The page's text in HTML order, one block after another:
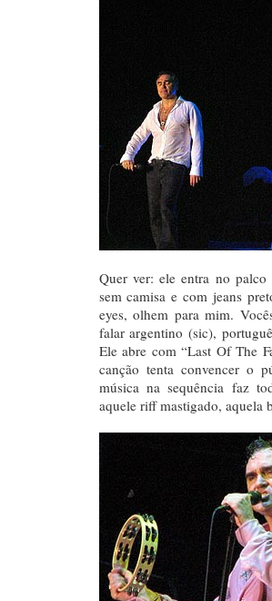
Quer ver: ele entra no
sem camisa e com jeans
eyes, olhem para mim.
falar argentino (sic),
Ele abre com “Last Of The
canção tenta convencer o
música na sequência faz
aquele riff mastigado, aquela